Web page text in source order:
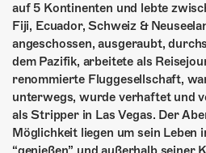
SHOP
MITMACHEN
auf 5 Kontinenten und lebte
Fiji, Ecuador, Schweiz &
angeschossen, ausgeraubt,
dem Pazifik, arbeitete als
renommierte Fluggesellschaft,
unterwegs, wurde verhaftet und
als Stripper in Las Vegas. Der
Möglichkeit liegen um sein Leben